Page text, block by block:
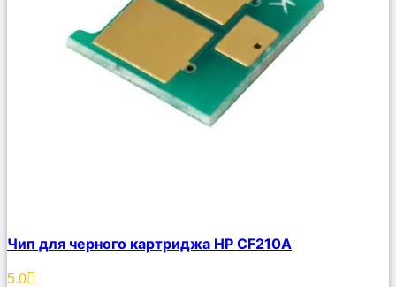
Описание
Избранное
Чип для черного картриджа HP CF210A
5.0